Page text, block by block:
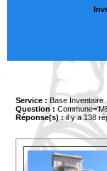
Service : Base Inventaire
Question :
Réponse(s) :il y a 138